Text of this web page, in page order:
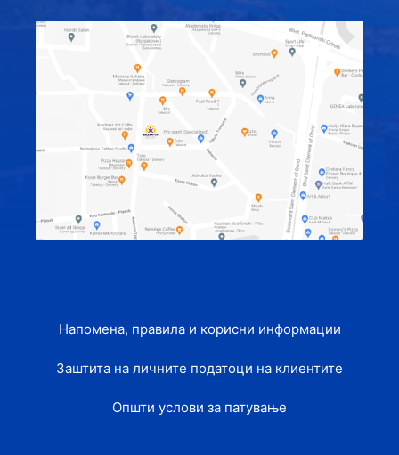
Напомена, правила и корисни информации
Заштита на личните податоци на клиентите
Општи услови за патување